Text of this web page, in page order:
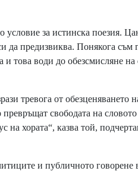
за истинска поезия.
да предизвиква. Понякога
това води до обезсмисляне
тревога от обезценяването
свободата на словото
на хората“, казва той,
и публичното